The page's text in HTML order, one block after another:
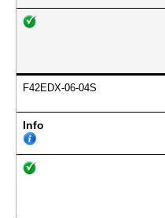
F42EDX-06-04S
Info